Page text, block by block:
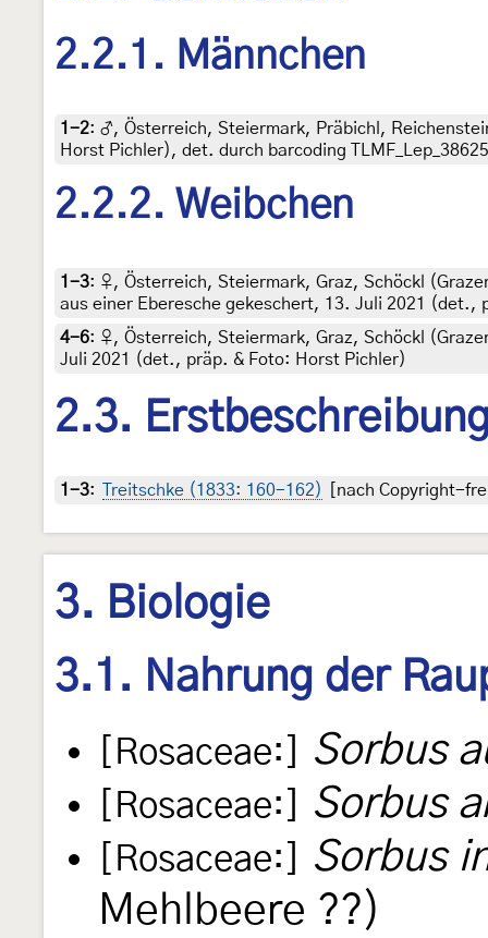
2.2.1. Männchen
1-2: ♂, Österreich, Steiermark, Präbichl,
Horst Pichler), det. durch barcoding TLMF_Lep_38625
2.2.2. Weibchen
1-3: ♀, Österreich, Steiermark, Graz, Schöckl
aus einer Eberesche gekeschert, 13. Juli 2021 (det.,
4-6: ♀, Österreich, Steiermark, Graz, Schöckl
Juli 2021 (det., präp. & Foto: Horst Pichler)
2.3.
1-3: Treitschke (1833: 160-162) [nach Copyright-
3. Biologie
3.1. Nahrung der
[Rosaceae:] Sorbus
[Rosaceae:] Sorbus
[Rosaceae:]
Sorbus
Mehlbeere ??)